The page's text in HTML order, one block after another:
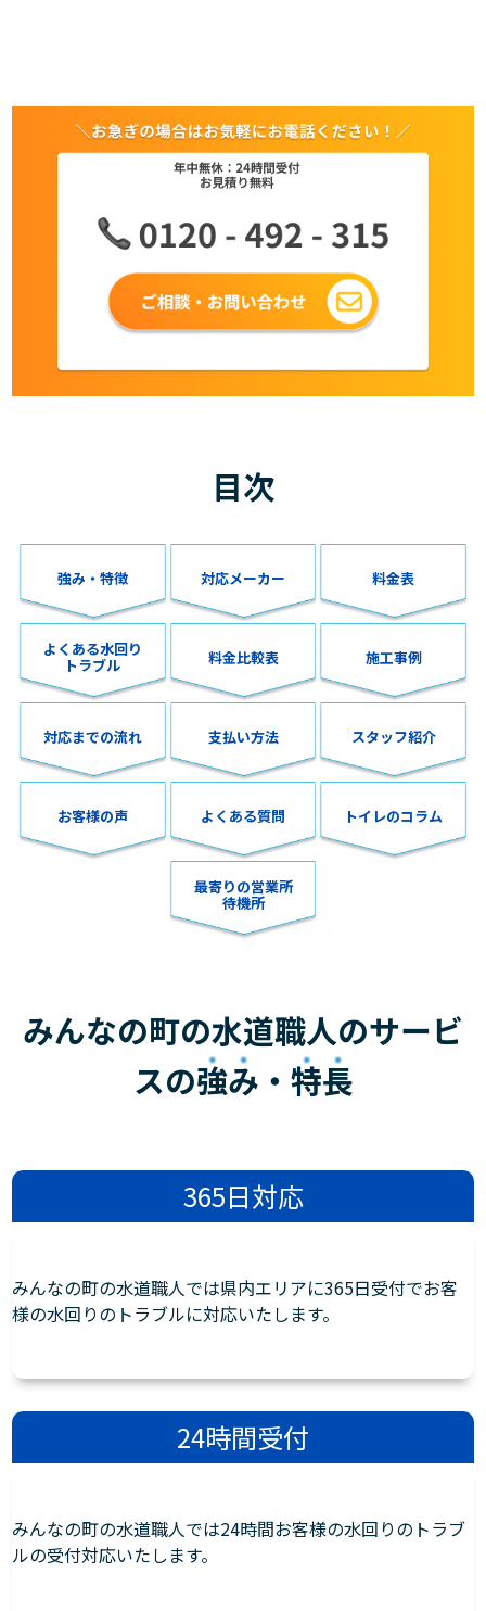
目次
強み・特徴 対応メーカー 料金表
よくある水回り
トラブル 料金比較表 施工事例
対応までの流れ 支払い方法 スタッフ紹介
お客様の声 よくある質問 トイレのコラム
最寄りの営業所
待機所
みんなの町の水道職人のサービ
スの強み ・ 特長
365日対応
みんなの町の水道職人では県内エリアに365日受付でお客
様の水回りのトラブルに対応いたします。
24時間受付
みんなの町の水道職人では24時間お客様の水回りのトラブ
ルの受付対応いたします。